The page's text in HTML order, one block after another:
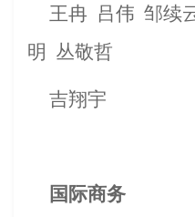
王冉 吕伟 邹续
明 丛敬哲
吉翔宇
国际商务